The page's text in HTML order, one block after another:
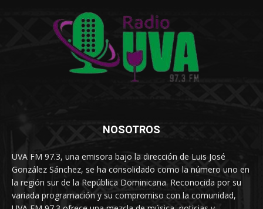
NOSOTROS
UVA FM 97.3, una emisora bajo la dirección de Luis José
González Sánchez, se ha consolidado como la número uno en
la región sur de la República Dominicana. Reconocida por su
variada programación y su compromiso con la comunidad,